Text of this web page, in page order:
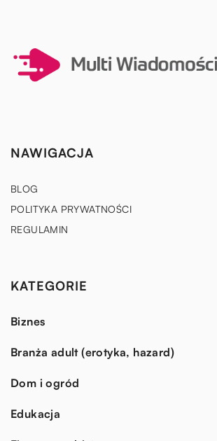
NAWIGACJA
BLOG
POLITYKA PRYWATNOŚCI
REGULAMIN
KATEGORIE
Biznes
Branża adult (erotyka, hazard)
Dom i ogród
Edukacja